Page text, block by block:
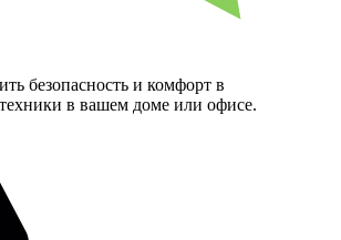
безопасность и комфорт в
в вашем доме или офисе.